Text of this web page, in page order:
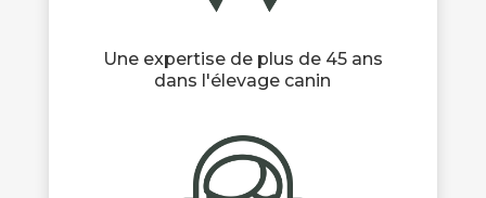
Une expertise de plus de 45 ans
dans l'élevage canin